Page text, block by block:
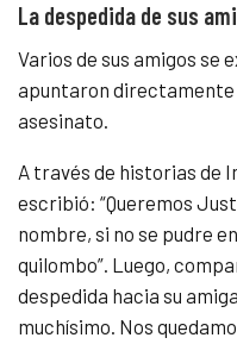
La despedida de sus
Varios de sus amigos se
apuntaron directamente
asesinato.
A través de historias de
escribió: “Queremos
nombre, si no se pudre
quilombo”. Luego,
despedida hacia su
muchísimo. Nos